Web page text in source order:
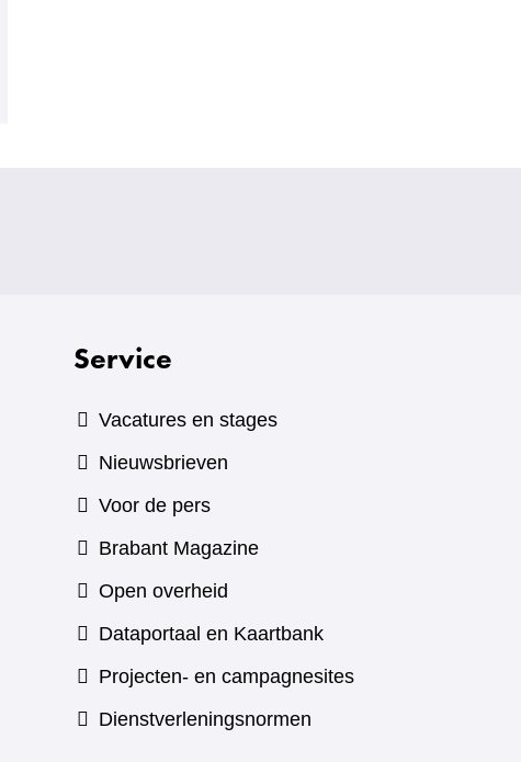
Service
Vacatures en stages
Nieuwsbrieven
Voor de pers
Brabant Magazine(verwijst
andere
website)
Open overheid
Dataportaal en Kaartbank(verwijst
naar
Projecten- en campagnesites
Dienstverleningsnormen